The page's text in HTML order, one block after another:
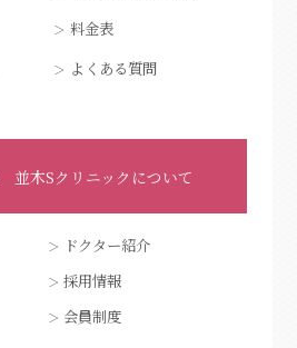
料金表
よくある質問
並木Sクリニックについて
ドクター紹介
採用情報
会員制度